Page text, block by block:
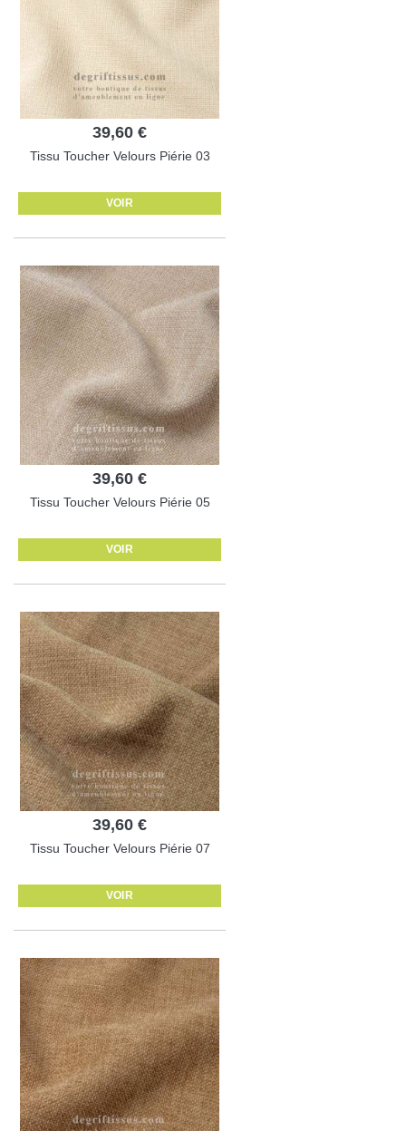
39,60 €
Tissu Toucher Velours Piérie 03
VOIR
39,60 €
Tissu Toucher Velours Piérie 05
VOIR
39,60 €
Tissu Toucher Velours Piérie 07
VOIR